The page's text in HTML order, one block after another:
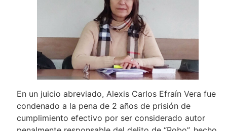
En un juicio abreviado, Alexis Carlos Efraín Vera fue
condenado a la pena de 2 años de prisión de
cumplimiento efectivo por ser considerado autor